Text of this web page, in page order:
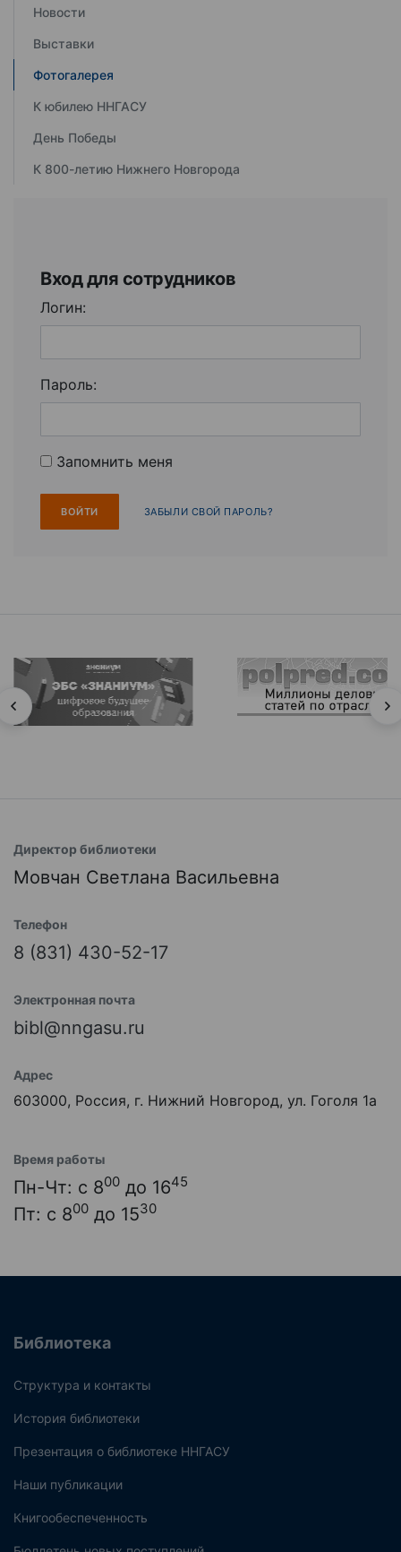
Новости
Выставки
Фотогалерея
К юбилею ННГАСУ
День Победы
К 800-летию Нижнего Новгорода
Вход для сотрудников
Логин:
Пароль:
Запомнить меня
ЗАБЫЛИ СВОЙ ПАРОЛЬ?
Директор библиотеки
Мовчан Светлана Васильевна
Телефон
8 (831) 430-52-17
Электронная почта
bibl@nngasu.ru
Адрес
603000, Россия, г. Нижний Новгород, ул. Гоголя 1а
Время работы
Пн-Чт: с 800 до 1645
Пт: с 800 до 1530
Библиотека
Структура и контакты
История библиотеки
Презентация о библиотеке ННГАСУ
Наши публикации
Книгообеспеченность